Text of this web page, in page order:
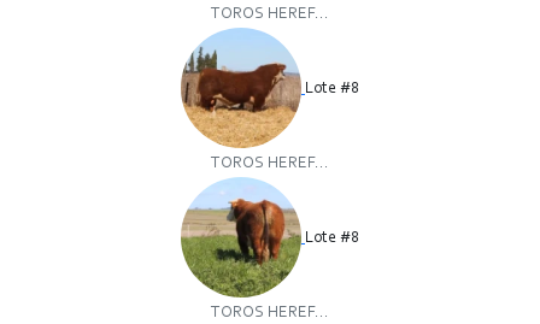
TOROS HEREF...
Lote #8
TOROS HEREF...
Lote #8
TOROS HEREF...